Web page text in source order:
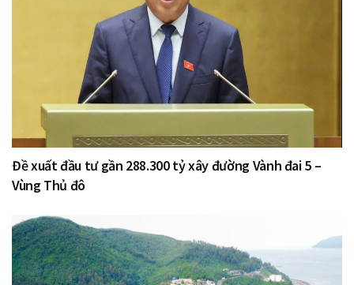
Đề xuất đầu tư gần 288.300 tỷ xây đường Vành đai 5 –
Vùng Thủ đô